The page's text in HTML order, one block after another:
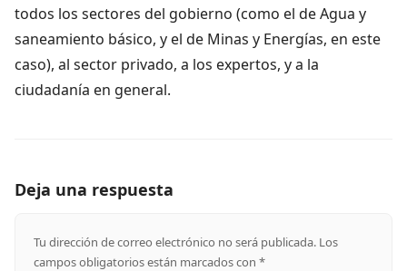
todos los sectores del gobierno (como el de Agua y
saneamiento básico, y el de Minas y Energías, en este
caso), al sector privado, a los expertos, y a la
ciudadanía en general.
Deja una respuesta
Tu dirección de correo electrónico no será publicada. Los
campos obligatorios están marcados con *